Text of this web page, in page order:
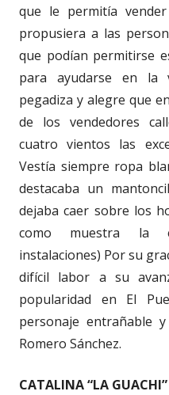
que le permitía
propusiera a las
que podían permitirse
para ayudarse en la
pegadiza y alegre que
de los vendedores
cuatro vientos las
Vestía siempre ropa
destacaba un
dejaba caer sobre los
como muestra la
instalaciones) Por su
difícil labor a su
popularidad en El
personaje entrañable
Romero Sánchez.
CATALINA “LA GUACHI”